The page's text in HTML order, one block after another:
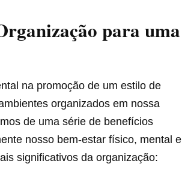
para uma
na promoção de um estilo de
organizados em nossa
de uma série de benefícios
nosso bem-estar físico, mental e
significativos da organização: